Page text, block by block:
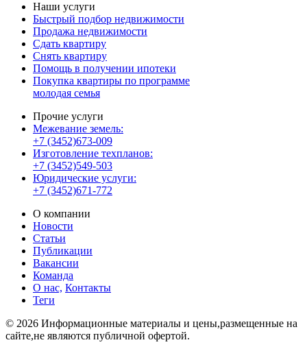
Наши услуги
Быстрый подбор недвижимости
Продажа недвижимости
Сдать квартиру
Снять квартиру
Помощь в получении ипотеки
Покупка квартиры по программе
молодая семья
Прочие услуги
Межевание земель:
+7 (3452)673-009
Изготовление техпланов:
+7 (3452)549-503
Юридические услуги:
+7 (3452)671-772
О компании
Новости
Статьи
Публикации
Вакансии
Команда
О нас, Контакты
Теги
© 2026 Информационные материалы и цены,размещенные на
сайте,не являются публичной офертой.